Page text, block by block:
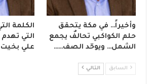
وأخيراً… في مكة يتحقق
حلم الكواكبي تحالفٌ يجمع
الشمل… ويوحّد الصف……
الكلمة
التي
علي بخيت
السابق التالي